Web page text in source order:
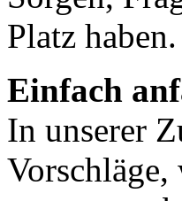
Platz haben.
Einfach
In unserer